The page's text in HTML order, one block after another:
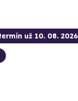
už 10. 08. 2026